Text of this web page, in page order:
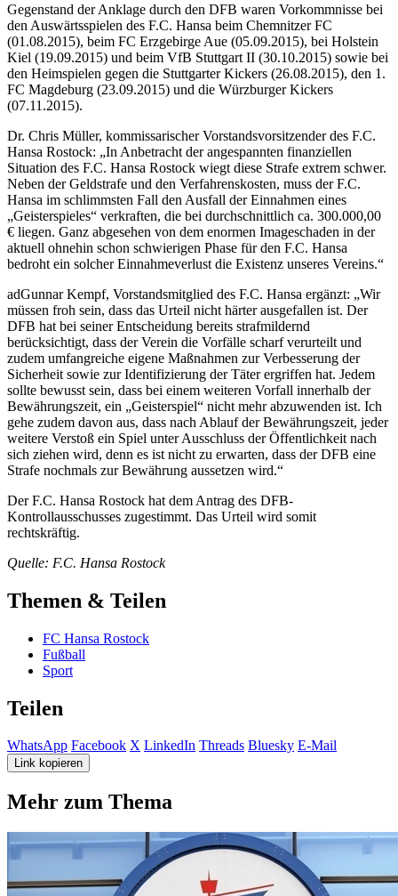
Gegenstand der Anklage durch den DFB waren Vorkommnisse bei
den Auswärtsspielen des F.C. Hansa beim Chemnitzer FC
(01.08.2015), beim FC Erzgebirge Aue (05.09.2015), bei Holstein
Kiel (19.09.2015) und beim VfB Stuttgart II (30.10.2015) sowie bei
den Heimspielen gegen die Stuttgarter Kickers (26.08.2015), den 1.
FC Magdeburg (23.09.2015) und die Würzburger Kickers
(07.11.2015).
Dr. Chris Müller, kommissarischer Vorstandsvorsitzender des F.C.
Hansa Rostock: „In Anbetracht der angespannten finanziellen
Situation des F.C. Hansa Rostock wiegt diese Strafe extrem schwer.
Neben der Geldstrafe und den Verfahrenskosten, muss der F.C.
Hansa im schlimmsten Fall den Ausfall der Einnahmen eines
„Geisterspieles“ verkraften, die bei durchschnittlich ca. 300.000,00
€ liegen. Ganz abgesehen von dem enormen Imageschaden in der
aktuell ohnehin schon schwierigen Phase für den F.C. Hansa
bedroht ein solcher Einnahmeverlust die Existenz unseres Vereins.“
adGunnar Kempf, Vorstandsmitglied des F.C. Hansa ergänzt: „Wir
müssen froh sein, dass das Urteil nicht härter ausgefallen ist. Der
DFB hat bei seiner Entscheidung bereits strafmildernd
berücksichtigt, dass der Verein die Vorfälle scharf verurteilt und
zudem umfangreiche eigene Maßnahmen zur Verbesserung der
Sicherheit sowie zur Identifizierung der Täter ergriffen hat. Jedem
sollte bewusst sein, dass bei einem weiteren Vorfall innerhalb der
Bewährungszeit, ein „Geisterspiel“ nicht mehr abzuwenden ist. Ich
gehe zudem davon aus, dass nach Ablauf der Bewährungszeit, jeder
weitere Verstoß ein Spiel unter Ausschluss der Öffentlichkeit nach
sich ziehen wird, denn es ist nicht zu erwarten, dass der DFB eine
Strafe nochmals zur Bewährung aussetzen wird.“
Der F.C. Hansa Rostock hat dem Antrag des DFB-
Kontrollausschusses zugestimmt. Das Urteil wird somit
rechtskräftig.
Quelle: F.C. Hansa Rostock
Themen & Teilen
FC Hansa Rostock
Fußball
Sport
Teilen
WhatsApp Facebook X LinkedIn Threads Bluesky E-Mail
Link kopieren
Mehr zum Thema